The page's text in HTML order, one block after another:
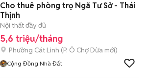
Cho thuê phòng trọ Ngã Tư Sở - Thái
Thịnh
Nội thất đầy đủ
5,6 triệu/tháng
Phường Cát Linh (P. Ô Chợ Dừa mới)
Cộng Đồng Nhà Đất